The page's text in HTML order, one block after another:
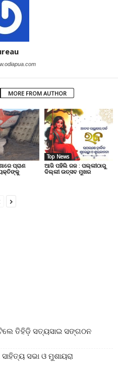
MORE FROM AUTHOR
ପ୍ରାଣ
Top News
ଆଜି ପହିଲି ରଜ : ପଲ୍ଲୀଠାରୁ
ଦିଲ୍ଲୀ ଉତ୍ସବ ମୁଖର
ତିହିଡି଼ ସତ୍ୟସାଇ ସଙ୍ଗଠନ
ସଭା ଓ ମୁଶାୟରା